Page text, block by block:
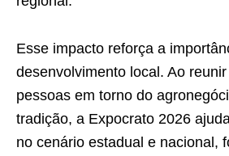
Esse impacto reforça a
desenvolvimento local. Ao
pessoas em torno do
tradição, a Expocrato 2026
no cenário estadual e nacional,